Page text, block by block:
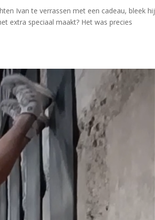
Ivan te verrassen met een cadeau, bleek hij
extra speciaal maakt? Het was precies